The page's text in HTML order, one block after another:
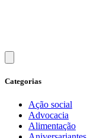
Categorias
Ação social
Advocacia
Alimentação